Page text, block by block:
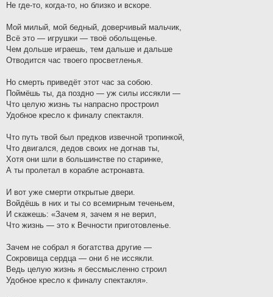
Не где-то, когда-то, но близко и вскоре.
Мой милый, мой бедный, доверчивый мальчик,
Всё это — игрушки — твоё обольщенье.
Чем дольше играешь, тем дальше и дальше
Отводится час твоего просветленья.
Но смерть приведёт этот час за собою.
Поймёшь ты, да поздно — уж силы иссякли —
Что целую жизнь ты напрасно простроил
Удобное кресло к финалу спектакля.
Что путь твой был предков извечной тропинкой,
Что двигался, дедов своих не догнав ты,
Хотя они шли в большинстве по старинке,
А ты пролетал в корабле астронавта.
И вот уже смерти открытые двери.
Войдёшь в них и ты со всемирным теченьем,
И скажешь: «Зачем я, зачем я не верил,
Что жизнь — это к Вечности приготовленье.
Зачем не собрал я богатства другие —
Сокровища сердца — они б не иссякли.
Ведь целую жизнь я бессмысленно строил
Удобное кресло к финалу спектакля».